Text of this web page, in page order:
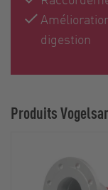
digestion
Produits